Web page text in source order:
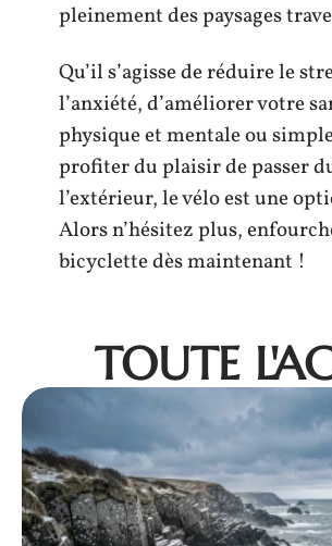
pleinement des paysages
Qu’il s’agisse de réduire le
l’anxiété, d’améliorer votre
physique et mentale ou
profiter du plaisir de passer
l’extérieur, le vélo est une
Alors n’hésitez plus,
bicyclette dès maintenant !
TOUTE